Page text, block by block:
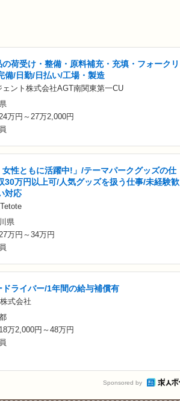
荷受け・整備・原料補充・充填・フォークリ
備/日勤/日払い/工場・製造
ェント株式会社AGT南関東第一CU
万円～27万2,000円
女性ともに活躍中!」/テーマパークグッズの仕
30万円以上可/人気グッズを扱う仕事/未経験歓
対応
県
万円～34万円
ドライバー/1年間の給与補償有
式会社
万2,000円～48万円
Sponsored by